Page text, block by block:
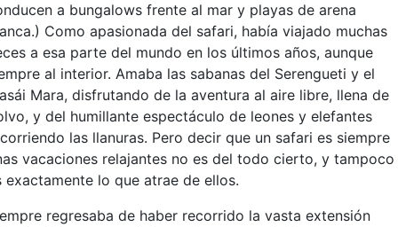
a bungalows frente al mar y playas de arena
Como apasionada del safari, había viajado muchas
a esa parte del mundo en los últimos años, aunque
al interior. Amaba las sabanas del Serengueti y el
Mara, disfrutando de la aventura al aire libre, llena de
y del humillante espectáculo de leones y elefantes
las llanuras. Pero decir que un safari es siempre
vacaciones relajantes no es del todo cierto, y tampoco
exactamente lo que atrae de ellos.
regresaba de haber recorrido la vasta extensión